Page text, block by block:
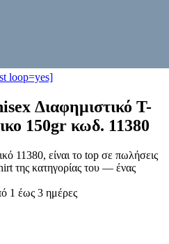
loop=yes]
Διαφημιστικό T-
150gr κωδ. 11380
11380, είναι το top σε πωλήσεις
της κατηγορίας του — ένας
1 έως 3 ημέρες